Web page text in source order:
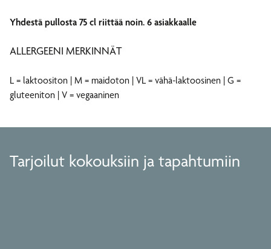
Yhdestä pullosta 75 cl riittää noin. 6 asiakkaalle
ALLERGEENI MERKINNÄT
L = laktoositon | M = maidoton | VL = vähä-laktoosinen | G =
gluteeniton | V = vegaaninen
Tarjoilut kokouksiin ja tapahtumiin
Tilaisuusmenut
Tarjoamme monipuolisia buffet-vaihtoehtoja. Buffetit
mukaan.
Meeting Break
Kokoustarjoilu valikoimastamme löydät aamiaisen, makeat
ja suolaiset tarjoilut kokouspäivääsi.
Ilahduta seuruettasi pienillä cocktail- ja suupaloilla
Juomavalikoima
Juomavalikoimastammae löydät virkistystä kokoukseesi ja
Joulunmenut ja buffetit